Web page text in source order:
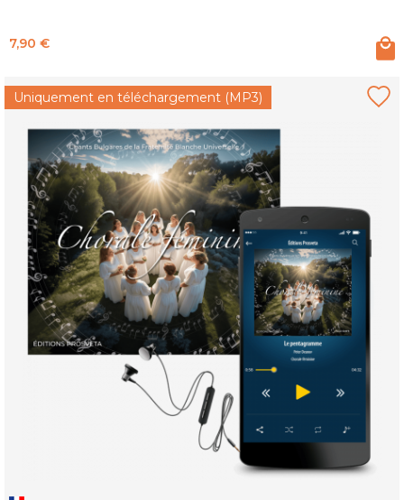
Prix
7,90 €
Uniquement en téléchargement (MP3)